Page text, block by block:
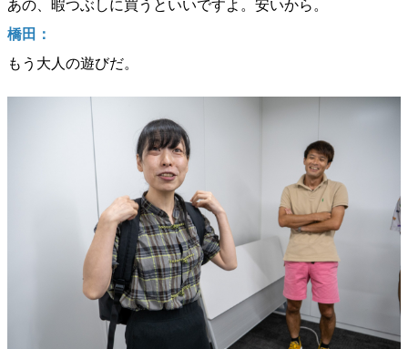
あの、暇つぶしに買うといいですよ。安いから。
橋田：
もう大人の遊びだ。